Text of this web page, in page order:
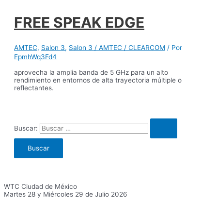
FREE SPEAK EDGE
AMTEC, Salon 3, Salon 3 / AMTEC / CLEARCOM / Por
EpmhWq3Fd4
aprovecha la amplia banda de 5 GHz para un alto
rendimiento en entornos de alta trayectoria múltiple o
reflectantes.
Buscar:
WTC Ciudad de México
Martes 28 y Miércoles 29 de Julio 2026